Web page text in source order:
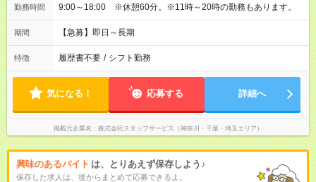
勤務時間 9:00～18:00 ※休憩60分。※11時～20時の勤務もあります。
期間 【急募】即日～長期
特徴 履歴書不要 / シフト勤務
気になる！ 応募する 詳細へ
掲載元企業名 株式会社スタッフサービス（神奈川・千葉・埼玉エリア）
興味のあるバイト は、とりあえず保存しよう♪
保存した求人は、後からまとめて応募できるよ。